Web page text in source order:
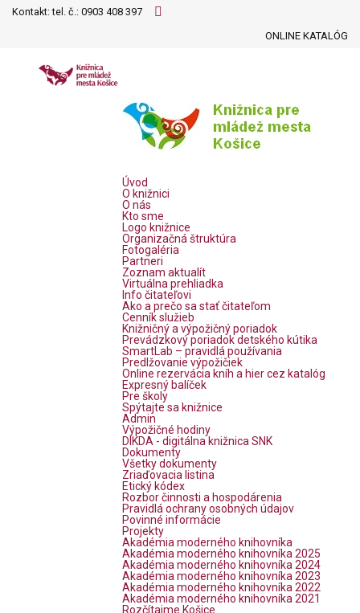
Kontakt: tel. č.: 0903 408 397
ONLINE KATALÓG
Úvod
O knižnici
O nás
Kto sme
Logo knižnice
Organizačná štruktúra
Fotogaléria
Partneri
Zoznam aktualít
Virtuálna prehliadka
Info čitateľovi
Ako a prečo sa stať čitateľom
Cenník služieb
Knižničný a výpožičný poriadok
Prevádzkový poriadok detského kútika
SmartLab – pravidlá používania
Predlžovanie výpožičiek
Online rezervácia kníh a hier cez katalóg
Expresný balíček
Pre školy
Spýtajte sa knižnice
Admin
Výpožičné hodiny
DIKDA - digitálna knižnica SNK
Dokumenty
Všetky dokumenty
Zriaďovacia listina
Etický kódex
Rozbor činnosti a hospodárenia
Pravidlá ochrany osobných údajov
Povinné informácie
Projekty
Akadémia moderného knihovníka
Akadémia moderného knihovníka 2025
Akadémia moderného knihovníka 2024
Akadémia moderného knihovníka 2023
Akadémia moderného knihovníka 2022
Akadémia moderného knihovníka 2021
Rozčítajme Košice